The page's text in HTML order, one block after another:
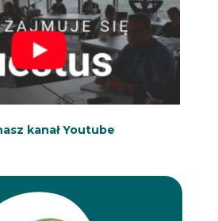
kanał Youtube